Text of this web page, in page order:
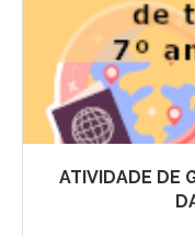
ATIVIDADE DE